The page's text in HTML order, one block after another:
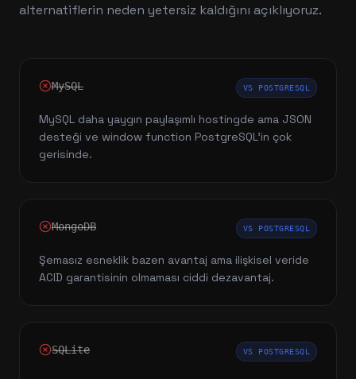
alternatiflerin neden yetersiz kaldığını açıklıyoruz.
MySQL VS POSTGRESQL
MySQL daha yaygın paylaşımlı hostingde ama JSON
desteği ve window function PostgreSQL'in çok
gerisinde.
MongoDB VS POSTGRESQL
Şemasız esneklik bazen avantaj ama ilişkisel veride
ACID garantisinin olmaması ciddi dezavantaj.
SQLite VS POSTGRESQL